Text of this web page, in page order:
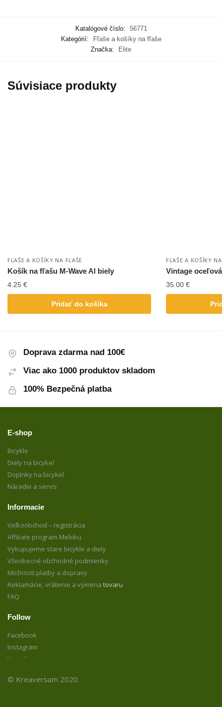
Katalógové číslo:
56771
Kategórií:
Fľaše a košíky na fľaše
Značka:
Elite
Súvisiace produkty
FĽAŠE A KOŠÍKY NA FĽAŠE
Košík na fľašu M-Wave Al biely
4.25 €
Pridať do košíka
FĽAŠE A KOŠÍKY
Vintage
35.00 €
Doprava zdarma nad 100€
Viac ako 1000 produktov skladom
100% Bezpečná platba
E-shop
Bicykle
Diely na bicykel
Doplnky na bicykel
Náradie a servis
Informacie
Veľkoobchod – registrácia
Affiliate program Mebiku
Vykupujeme stare bicykle a diely
Všeobecné obchodné podmienky
Možnosti platby a dopravy
Reklamácie, vrátenie a výmena tovaru
FAQ
Follow
Facebook
Instagram
Youtube
© Kreaversum 2020